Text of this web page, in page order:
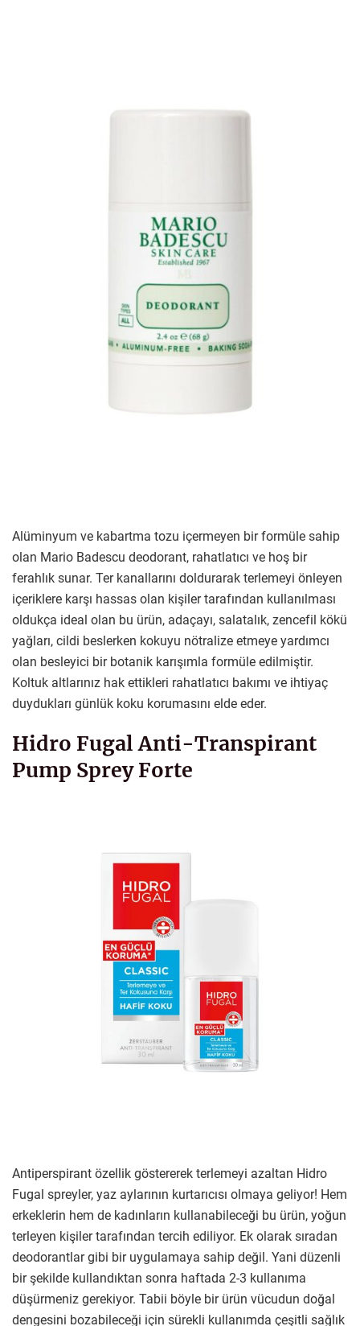
Alüminyum ve kabartma tozu içermeyen bir formüle sahip
olan Mario Badescu deodorant, rahatlatıcı ve hoş bir
ferahlık sunar. Ter kanallarını doldurarak terlemeyi önleyen
içeriklere karşı hassas olan kişiler tarafından kullanılması
oldukça ideal olan bu ürün, adaçayı, salatalık, zencefil kökü
yağları, cildi beslerken kokuyu nötralize etmeye yardımcı
olan besleyici bir botanik karışımla formüle edilmiştir.
Koltuk altlarınız hak ettikleri rahatlatıcı bakımı ve ihtiyaç
duydukları günlük koku korumasını elde eder.
Hidro Fugal Anti-Transpirant
Pump Sprey Forte
Antiperspirant özellik göstererek terlemeyi azaltan Hidro
Fugal spreyler, yaz aylarının kurtarıcısı olmaya geliyor! Hem
erkeklerin hem de kadınların kullanabileceği bu ürün, yoğun
terleyen kişiler tarafından tercih ediliyor. Ek olarak sıradan
deodorantlar gibi bir uygulamaya sahip değil. Yani düzenli
bir şekilde kullandıktan sonra haftada 2-3 kullanıma
düşürmeniz gerekiyor. Tabii böyle bir ürün vücudun doğal
dengesini bozabileceği için sürekli kullanımda çeşitli sağlık